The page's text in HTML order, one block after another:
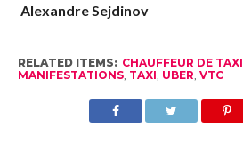
Alexandre Sejdinov
RELATED ITEMS: CHAUFFEUR DE TAXI
MANIFESTATIONS, TAXI UBER VTC